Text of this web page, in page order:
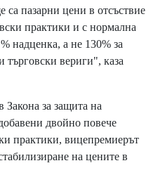
са пазарни цени в отсъствие
практики и с нормална
надценка, а не 130% за
вериги", каза
за защита на
двойно повече
практики, вицепремиерът
на цените в